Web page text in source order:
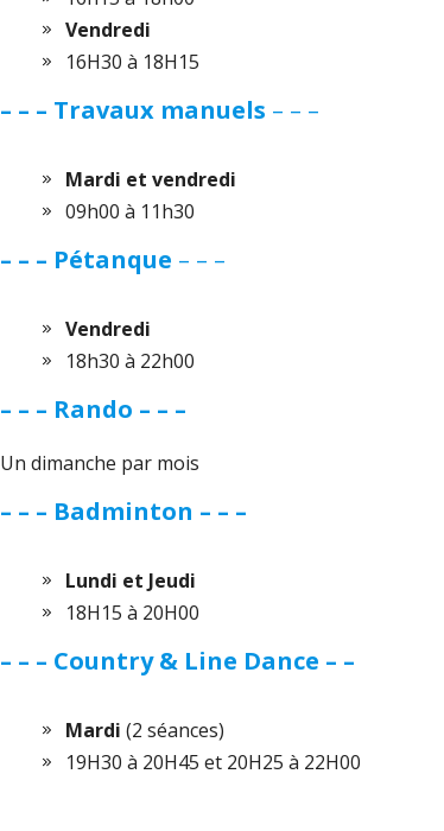
Vendredi
16H30 à 18H15
– – – Travaux manuels – – –
Mardi et vendredi
09h00 à 11h30
– – – Pétanque – – –
Vendredi
18h30 à 22h00
– – – Rando – – –
Un dimanche par mois
– – – Badminton – – –
Lundi et Jeudi
18H15 à 20H00
– – – Country & Line Dance – –
Mardi (2 séances)
19H30 à 20H45 et 20H25 à 22H00